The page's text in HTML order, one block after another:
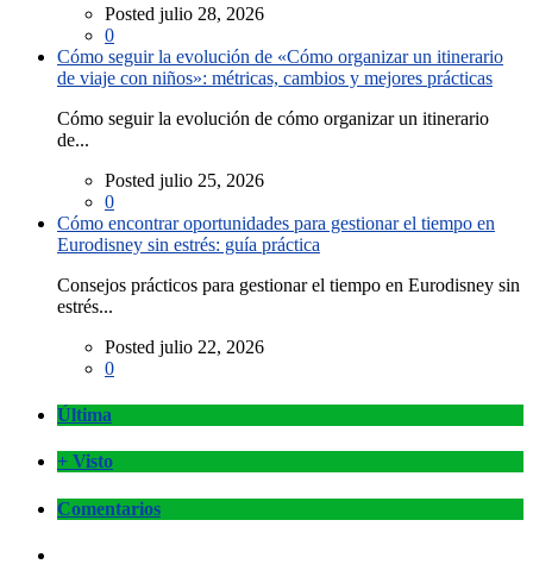
Posted julio 28, 2026
0
Cómo seguir la evolución de «Cómo organizar un itinerario
de viaje con niños»: métricas, cambios y mejores prácticas
Cómo seguir la evolución de cómo organizar un itinerario
de...
Posted julio 25, 2026
0
Cómo encontrar oportunidades para gestionar el tiempo en
Eurodisney sin estrés: guía práctica
Consejos prácticos para gestionar el tiempo en Eurodisney sin
estrés...
Posted julio 22, 2026
0
Última
+ Visto
Comentarios